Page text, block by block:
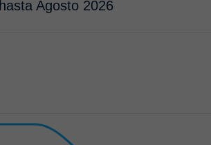
hasta Agosto 2026